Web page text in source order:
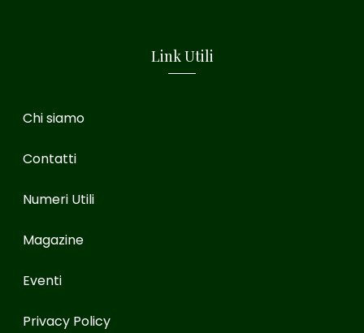
Link Utili
Chi siamo
Contatti
Numeri Utili
Magazine
Eventi
Privacy Policy